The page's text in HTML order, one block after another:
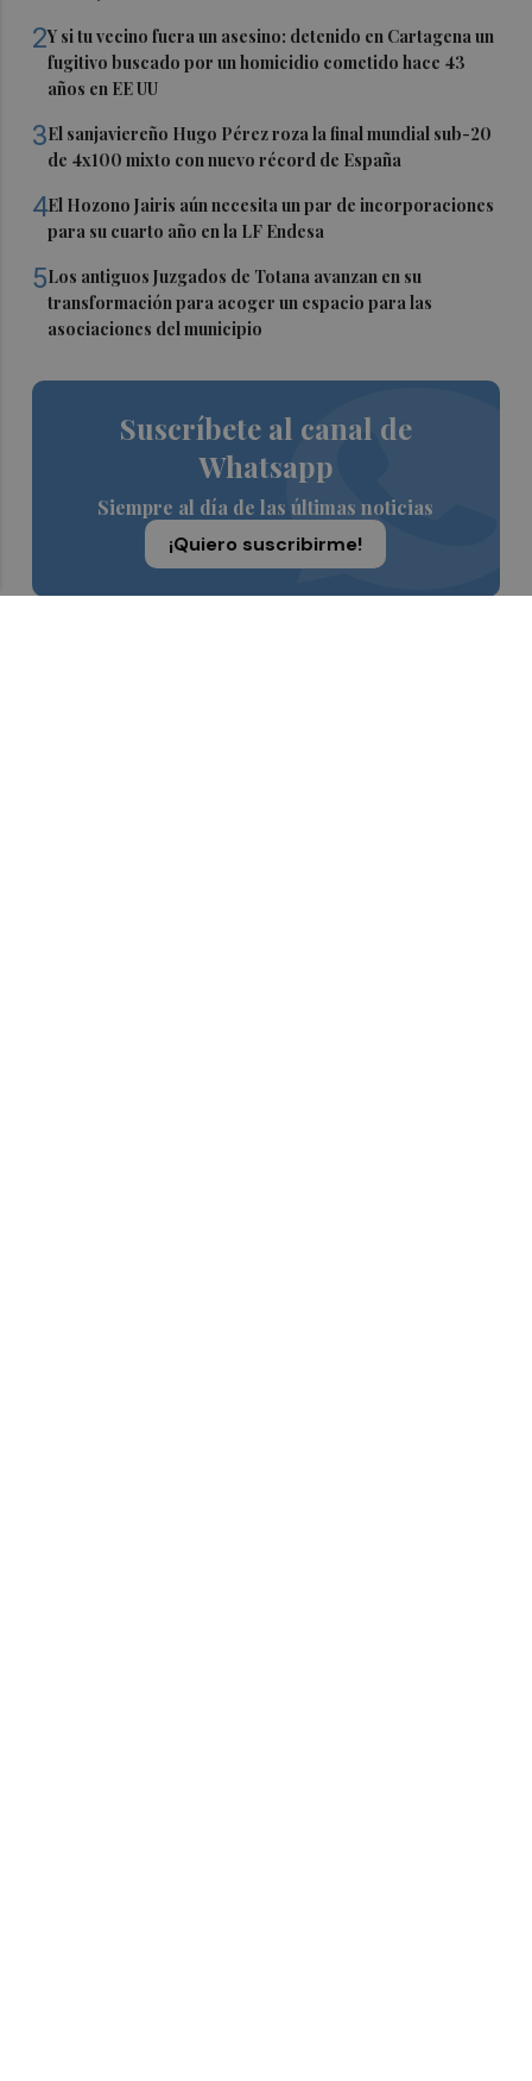
2Y si tu vecino fuera un asesino: detenido en Cartagena un
fugitivo buscado por un homicidio cometido hace 43
años en EE UU
3El sanjaviereño Hugo Pérez roza la final mundial sub-20
de 4x100 mixto con nuevo récord de España
4El Hozono Jairis aún necesita un par de incorporaciones
para su cuarto año en la LF Endesa
5Los antiguos Juzgados de Totana avanzan en su
transformación para acoger un espacio para las
asociaciones del municipio
Suscríbete al canal de
Whatsapp
Siempre al día de las últimas noticias
¡Quiero suscribirme!